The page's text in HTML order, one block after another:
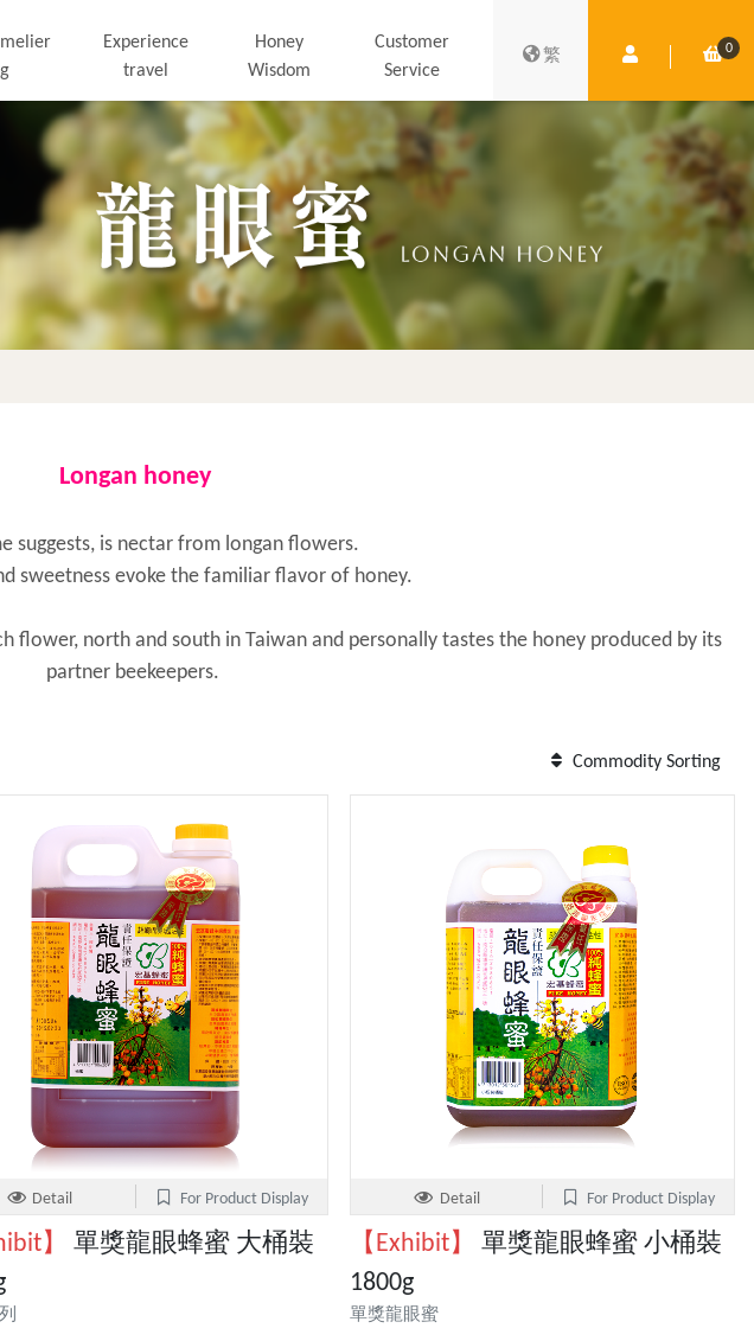
Experience
travel
Honey
Wisdom
Customer
Service
繁 Member Centre
0
Longan honey
suggests, is nectar from longan flowers.
sweetness evoke the familiar flavor of honey.
flower, north and south in Taiwan and personally tastes the honey produced by its
partner beekeepers.
Commodity Sorting
Detail For Product Display
】
單獎龍眼蜂蜜 大桶裝
Detail For Product Display
【Exhibit】
單獎龍眼蜂蜜 小桶裝
1800g
單獎龍眼蜜